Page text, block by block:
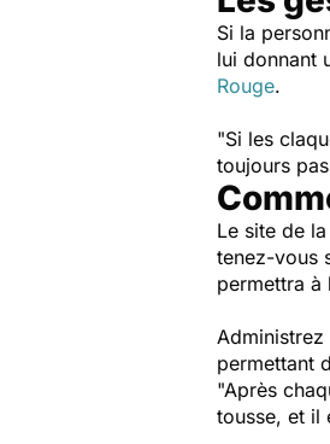
Si la
lui donnant
Rouge.
"Si les
toujours
Le site de
tenez-vous
permettra à
permettant
"Après
tousse, et il